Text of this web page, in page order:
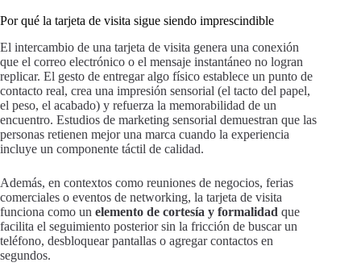
Por qué la tarjeta de visita sigue siendo imprescindible
El intercambio de una tarjeta de visita genera una conexión
que el correo electrónico o el mensaje instantáneo no logran
replicar. El gesto de entregar algo físico establece un punto de
contacto real, crea una impresión sensorial (el tacto del papel,
el peso, el acabado) y refuerza la memorabilidad de un
encuentro. Estudios de marketing sensorial demuestran que las
personas retienen mejor una marca cuando la experiencia
incluye un componente táctil de calidad.
Además, en contextos como reuniones de negocios, ferias
comerciales o eventos de networking, la tarjeta de visita
funciona como un elemento de cortesía y formalidad que
facilita el seguimiento posterior sin la fricción de buscar un
teléfono, desbloquear pantallas o agregar contactos en
segundos.